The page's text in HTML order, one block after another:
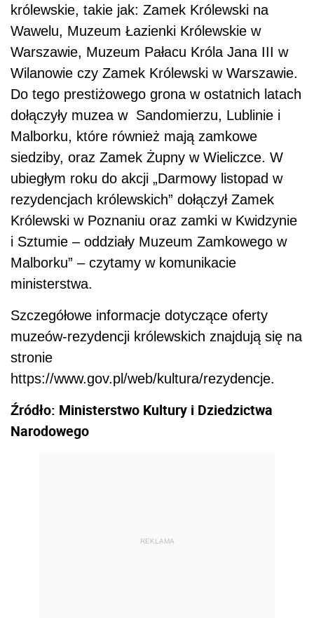
królewskie, takie jak: Zamek Królewski na
Wawelu, Muzeum Łazienki Królewskie w
Warszawie, Muzeum Pałacu Króla Jana III w
Wilanowie czy Zamek Królewski w Warszawie.
Do tego prestiżowego grona w ostatnich latach
dołączyły muzea w Sandomierzu, Lublinie i
Malborku, które również mają zamkowe
siedziby, oraz Zamek Żupny w Wieliczce. W
ubiegłym roku do akcji „Darmowy listopad w
rezydencjach królewskich” dołączył Zamek
Królewski w Poznaniu oraz zamki w Kwidzynie
i Sztumie – oddziały Muzeum Zamkowego w
Malborku” – czytamy w komunikacie
ministerstwa.
Szczegółowe informacje dotyczące oferty
muzeów-rezydencji królewskich znajdują się na
stronie
https://www.gov.pl/web/kultura/rezydencje.
Źródło: Ministerstwo Kultury i Dziedzictwa
Narodowego
REKLAMA